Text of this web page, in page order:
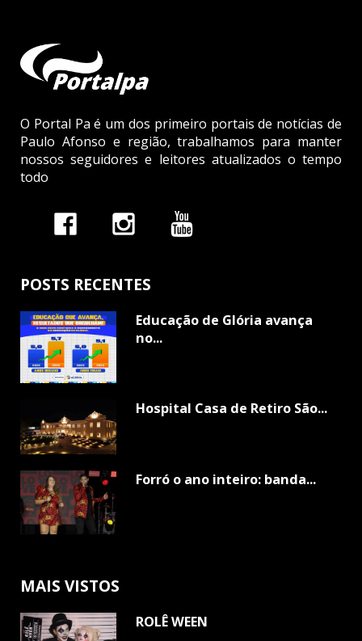
O Portal Pa é um dos primeiro portais de notícias de
Paulo Afonso e região, trabalhamos para manter
nossos seguidores e leitores atualizados o tempo
todo
POSTS RECENTES
Educação de Glória avança
no...
Hospital Casa de Retiro São...
Forró o ano inteiro: banda...
MAIS VISTOS
ROLÊ WEEN